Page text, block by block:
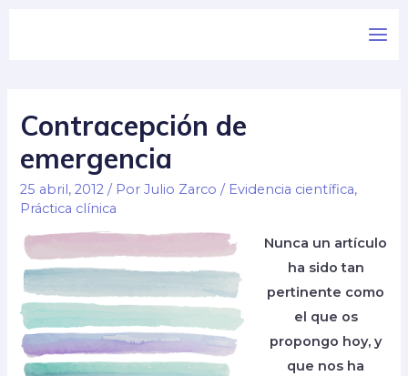
Contracepción de
emergencia
25 abril, 2012 / PorJulio Zarco / Evidencia científica,
Práctica clínica
Nunca un artículo
ha sido tan
pertinente como
el que os
propongo hoy, y
que nos ha